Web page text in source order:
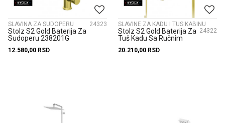
SLAVINA ZA SUDOPERU 24323
Stolz S2 Gold Baterija Za
Sudoperu 238201G
12.580,00 RSD
SLAVINE ZA KADU I TUS KABINU
24322
Stolz S2 Gold Baterija Za
Tuš Kadu Sa Ručnim
20.210,00 RSD